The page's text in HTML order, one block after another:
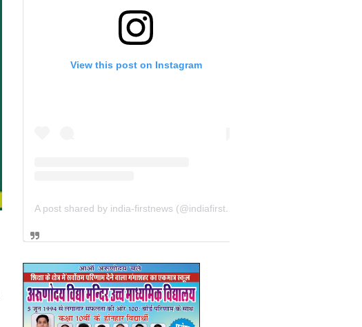
View this post on Instagram
A post shared by india-firstnews (@indiafirstnewsbkn)